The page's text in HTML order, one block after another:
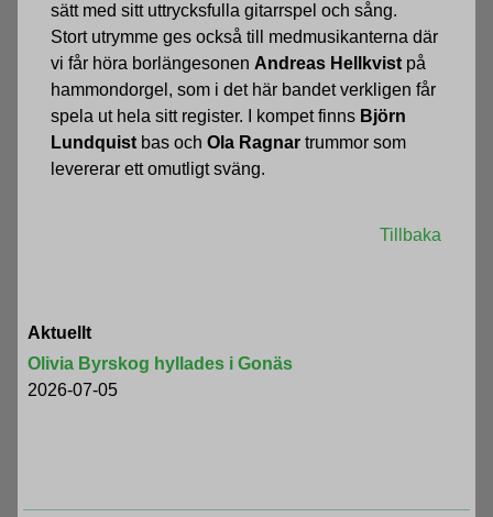
sätt med sitt uttrycksfulla gitarrspel och sång.
Stort utrymme ges också till medmusikanterna där
vi får höra borlängesonen Andreas Hellkvist på
hammondorgel, som i det här bandet verkligen får
spela ut hela sitt register. I kompet finns Björn
Lundquist bas ochOla Ragnar trummor som
levererar ett omutligt sväng.
Tillbaka
Aktuellt
Olivia Byrskog hyllades i Gonäs
2026-07-05